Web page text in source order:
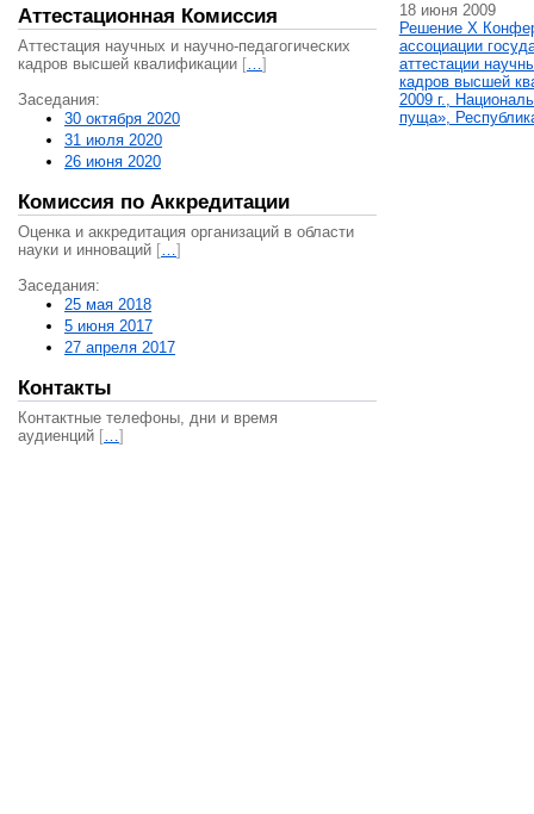
Аттестационная Комиссия
Аттестация научных и научно-педагогических
кадров высшей квалификации […]
Заседания:
30 октября 2020
31 июля 2020
26 июня 2020
Комиссия по Аккредитации
Оценка и аккредитация организаций в области
науки и инноваций […]
Заседания:
25 мая 2018
5 июня 2017
27 апреля 2017
Контакты
Контактные телефоны, дни и время
аудиенций […]
18 июня 2009
Решение X
ассоциации
аттестации
кадров высшей
2009 г.,
пуща»,